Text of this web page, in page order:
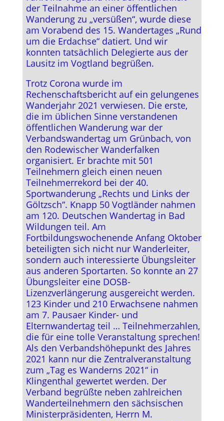
der Teilnahme an einer öffentlichen
Wanderung zu „versüßen“, wurde diese
am Vorabend des 15. Wandertages „Rund
um die Erdachse“ datiert. Und wir
konnten tatsächlich Delegierte aus der
Lausitz im Vogtland begrüßen.
Trotz Corona wurde im
Rechenschaftsbericht auf ein gelungenes
Wanderjahr 2021 verwiesen. Die erste,
die im üblichen Sinne verstandenen
öffentlichen Wanderung war der
Verbandswandertag um Grünbach, von
den Rodewischer Wanderfalken
organisiert. Er brachte mit 501
Teilnehmern gleich einen neuen
Teilnehmerrekord bei der 40.
Sportwanderung „Rechts und Links der
Göltzsch“. Knapp 50 Vogtländer nahmen
am 120. Deutschen Wandertag in Bad
Wildungen teil. Am
Fortbildungswochenende Anfang Oktober
beteiligten sich nicht nur Wanderleiter,
sondern auch interessierte Übungsleiter
aus anderen Sportarten. So konnte an 27
Übungsleiter eine DOSB-
Lizenzverlängerung ausgereicht werden.
123 Kinder und 210 Erwachsene nahmen
am 7. Pausaer Kinder- und
Elternwandertag teil … Teilnehmerzahlen,
die für eine tolle Veranstaltung sprechen!
Als den Verbandshöhepunkt des Jahres
2021 kann nur die Zentralveranstaltung
zum „Tag es Wanderns 2021“ in
Klingenthal gewertet werden. Der
Verband begrüßte neben zahlreichen
Wanderteilnehmern den sächsischen
Ministerpräsidenten, Herrn M.